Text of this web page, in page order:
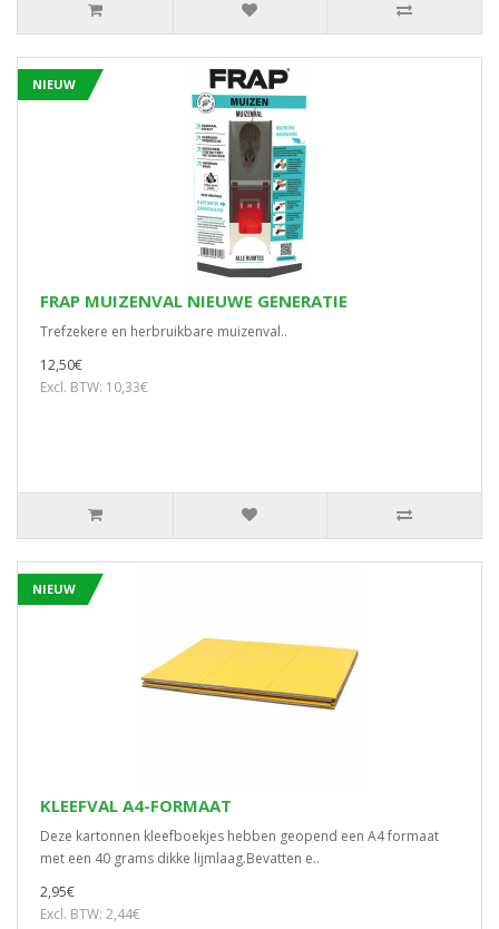
NIEUW
FRAP MUIZENVAL NIEUWE GENERATIE
Trefzekere en herbruikbare muizenval..
12,50€
Excl. BTW: 10,33€
NIEUW
KLEEFVAL A4-FORMAAT
Deze kartonnen kleefboekjes hebben geopend een A4 formaat
met een 40 grams dikke lijmlaag.Bevatten e..
2,95€
Excl. BTW: 2,44€